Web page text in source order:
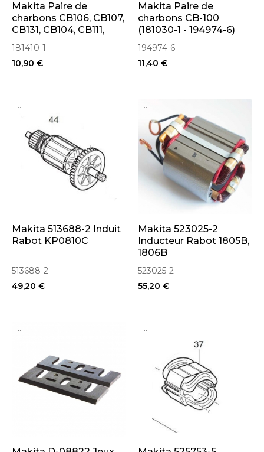
Makita Paire de
charbons CB106, CB107,
CB131, CB104, CB111,
CB117 (181410-1)
181410-1
10,90 €
Makita Paire de
charbons CB-100
(181030-1 - 194974-6)
194974-6
11,40 €
..
Makita 513688-2 Induit
Rabot KP0810C
513688-2
49,20 €
..
Makita 523025-2
Inducteur Rabot 1805B,
1806B
523025-2
55,20 €
.. ..